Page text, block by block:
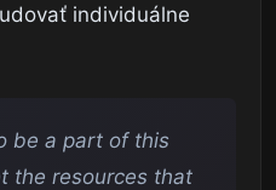
individuálne
be a part of this
the resources that